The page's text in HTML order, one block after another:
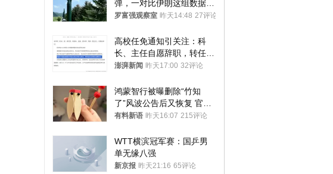
弹，一对比伊朗这组数据，
发现出大事了
罗富强观察室 昨天14:48 27评论
高校任免通知引关注：科
长、主任自愿辞职，转任思
政辅导员
澎湃新闻 昨天17:00 32评论
鸿蒙智行被曝删除“竹知
了”风波公告后又恢复 官媒
曾力挺：劝华为要大度的，
有料新语 昨天16:07 215评论
WTT横滨冠军赛：国乒男
单无缘八强
新京报 昨天21:16 65评论